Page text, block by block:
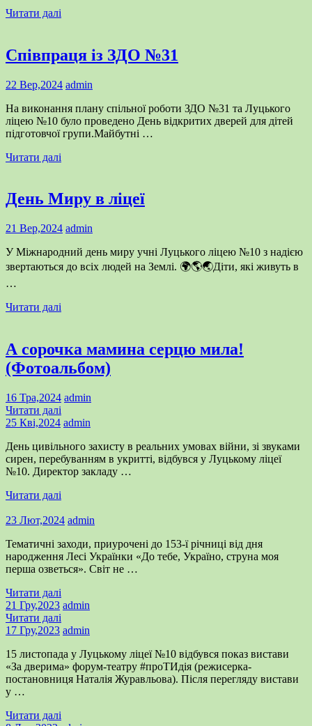
Читати далі
Співпраця із ЗДО №31
22 Вер,2024 admin
На виконання плану спільної роботи ЗДО №31 та Луцького
ліцею №10 було проведено День відкритих дверей для дітей
підготовчої групи.Майбутні …
Читати далі
День Миру в ліцеї
21 Вер,2024 admin
У Міжнародний день миру учні Луцького ліцею №10 з надією
звертаються до всіх людей на Землі. 🌍🌎🌏Діти, які живуть в
…
Читати далі
А сорочка мамина серцю мила!
(Фотоальбом)
16 Тра,2024 admin
Читати далі
25 Кві,2024 admin
День цивільного захисту в реальних умовах війни, зі звуками
сирен, перебуванням в укритті, відбувся у Луцькому ліцеї
№10. Директор закладу …
Читати далі
23 Лют,2024 admin
Тематичні заходи, приурочені до 153-ї річниці від дня
народження Лесі Українки «До тебе, Україно, струна моя
перша озветься». Світ не …
Читати далі
21 Гру,2023 admin
Читати далі
17 Гру,2023 admin
15 листопада у Луцькому ліцеї №10 відбувся показ вистави
«За дверима» форум-театру #проТИдія (режисерка-
постановниця Наталія Журавльова). Після перегляду вистави
у …
Читати далі